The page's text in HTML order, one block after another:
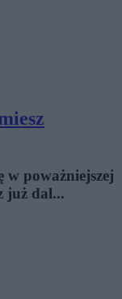
w poważniejszej
już dal...